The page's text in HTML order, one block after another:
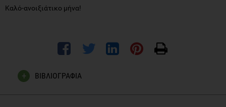
Καλό-ανοιξιάτικο μήνα!
ΒΙΒΛΙΟΓΡΑΦΙΑ